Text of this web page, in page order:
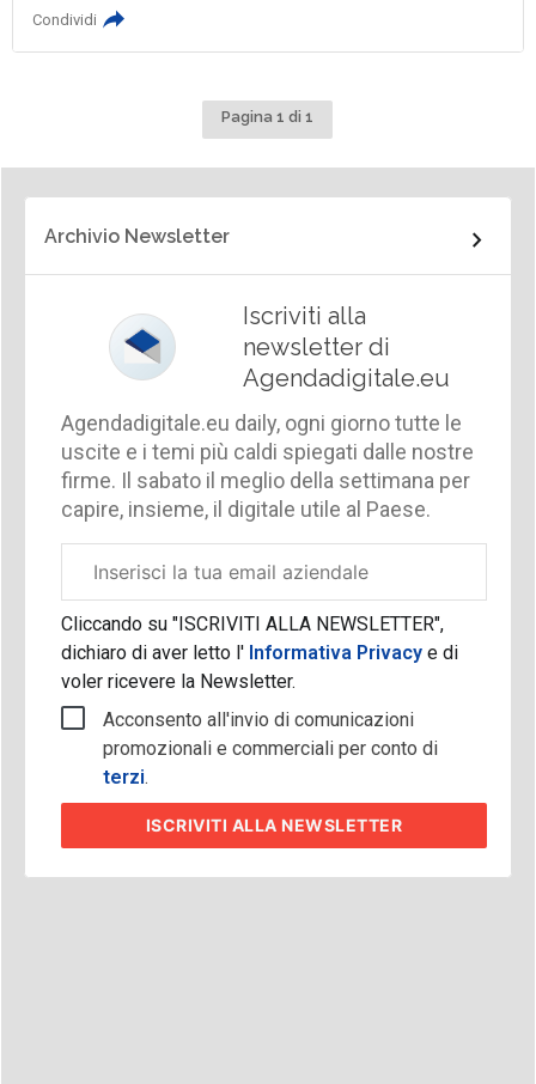
Condividi
Pagina 1 di 1
Archivio Newsletter
Iscriviti alla
newsletter di
Agendadigitale.eu
Agendadigitale.eu daily, ogni giorno tutte le
uscite e i temi più caldi spiegati dalle nostre
firme. Il sabato il meglio della settimana per
capire, insieme, il digitale utile al Paese.
aziendale
Cliccando su "ISCRIVITI ALLA NEWSLETTER",
dichiaro di aver letto l'Informativa Privacy e di
voler ricevere la Newsletter.
Acconsento all'invio di comunicazioni
promozionali e commerciali per conto di
terzi.
ISCRIVITI ALLA NEWSLETTER